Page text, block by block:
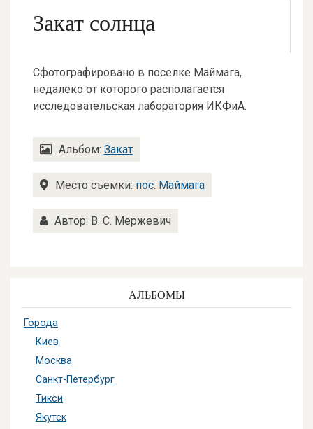
Закат солнца
Сфотографировано в поселке Маймага,
недалеко от которого располагается
исследовательская лаборатория ИКФиА.
Альбом: Закат
Место съёмки: пос. Маймага
Автор: В. С. Мержевич
АЛЬБОМЫ
Города
Киев
Москва
Санкт-Петербург
Тикси
Якутск